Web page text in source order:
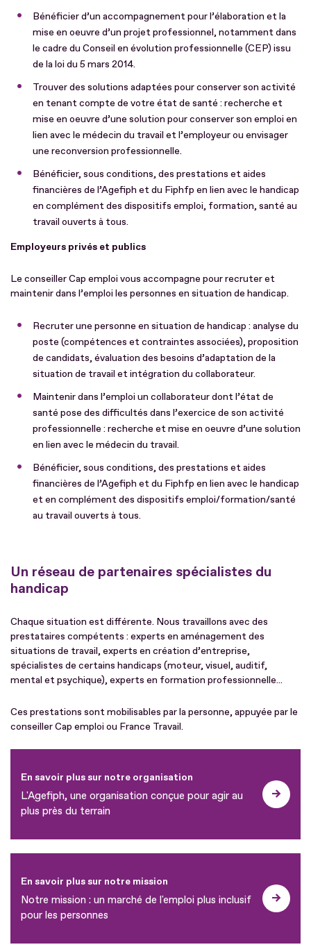
Bénéficier d’un accompagnement pour l’élaboration et la
mise en oeuvre d’un projet professionnel, notamment dans
le cadre du Conseil en évolution professionnelle (CEP) issu
de la loi du 5 mars 2014.
Trouver des solutions adaptées pour conserver son activité
en tenant compte de votre état de santé : recherche et
mise en oeuvre d’une solution pour conserver son emploi en
lien avec le médecin du travail et l’employeur ou envisager
une reconversion professionnelle.
Bénéficier, sous conditions, des prestations et aides
financières de l’Agefiph et du Fiphfp en lien avec le handicap
en complément des dispositifs emploi, formation, santé au
travail ouverts à tous.
Employeurs privés et publics
Le conseiller Cap emploi vous accompagne pour recruter et
maintenir dans l’emploi les personnes en situation de handicap.
Recruter une personne en situation de handicap : analyse du
poste (compétences et contraintes associées), proposition
de candidats, évaluation des besoins d’adaptation de la
situation de travail et intégration du collaborateur.
Maintenir dans l’emploi un collaborateur dont l’état de
santé pose des difficultés dans l’exercice de son activité
professionnelle : recherche et mise en oeuvre d’une solution
en lien avec le médecin du travail.
Bénéficier, sous conditions, des prestations et aides
financières de l’Agefiph et du Fiphfp en lien avec le handicap
et en complément des dispositifs emploi/formation/santé
au travail ouverts à tous.
Un réseau de partenaires spécialistes du
handicap
Chaque situation est différente. Nous travaillons avec des
prestataires compétents : experts en aménagement des
situations de travail, experts en création d’entreprise,
spécialistes de certains handicaps (moteur, visuel, auditif,
mental et psychique), experts en formation professionnelle...
Ces prestations sont mobilisables par la personne, appuyée par le
conseiller Cap emploi ou France Travail.
En savoir plus sur notre organisation
L'Agefiph, une organisation conçue pour agir au
plus près du terrain
En savoir plus sur notre mission
Notre mission : un marché de l'emploi plus inclusif
pour les personnes